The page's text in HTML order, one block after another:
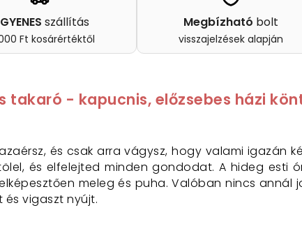
szállítás
Ft kosárértéktől
Megbízható bolt
visszajelzések alapján
- kapucnis, előzsebes házi
és csak arra vágysz, hogy valami igazán
és elfelejted minden gondodat. A hideg esti
meleg és puha. Valóban nincs annál
vigaszt nyújt.